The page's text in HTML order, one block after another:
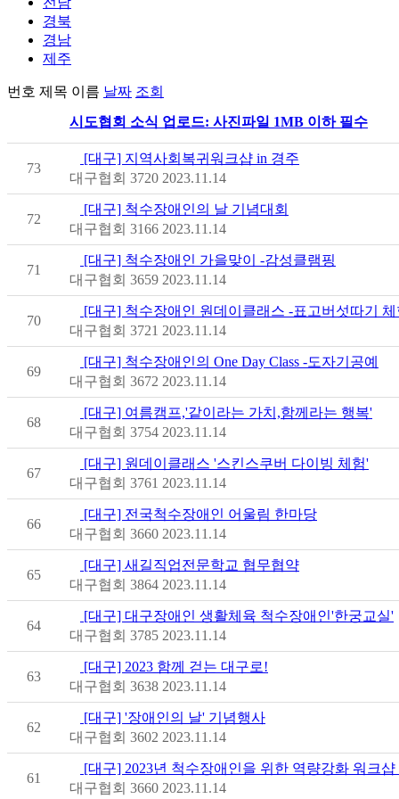
경북
경남
제주
번호 제목 이름 날짜 조회
시도협회 소식 업로드: 사진파일 1MB 이하 필수
73
[대구] 지역사회복귀워크샵 in 경주
대구협회 3720 2023.11.14
72
[대구] 척수장애인의 날 기념대회
대구협회 3166 2023.11.14
71
[대구] 척수장애인 가을맞이 -감성클램핑
대구협회 3659 2023.11.14
70
[대구] 척수장애인 원데이클래스 -표고버섯따기 체
대구협회 3721 2023.11.14
69
[대구] 척수장애인의 One Day Class -도자기공예
대구협회 3672 2023.11.14
68
[대구] 여름캠프,'같이라는 가치,함께라는 행복'
대구협회 3754 2023.11.14
67
[대구] 원데이클래스 '스킨스쿠버 다이빙 체험'
대구협회 3761 2023.11.14
66
[대구] 전국척수장애인 어울림 한마당
대구협회 3660 2023.11.14
65
[대구] 새길직업전문학교 협무협약
대구협회 3864 2023.11.14
64
[대구] 대구장애인 생활체육 척수장애인'한궁교실'
대구협회 3785 2023.11.14
63
[대구] 2023 함께 걷는 대구로!
대구협회 3638 2023.11.14
62
[대구] '장애인의 날' 기념행사
대구협회 3602 2023.11.14
61
[대구] 2023년 척수장애인을 위한 역량강화 워크샵
대구협회 3660 2023.11.14